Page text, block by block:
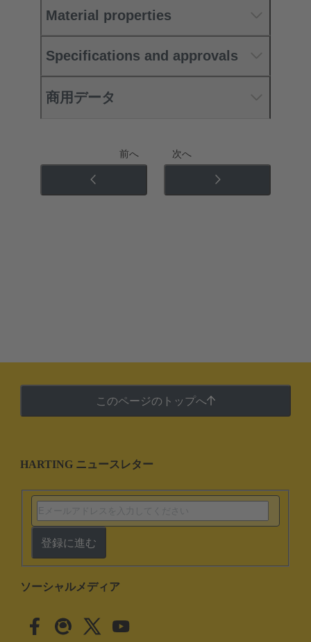
Material properties
Specifications and approvals
商用データ
前へ 次へ
このページのトップへ
HARTING ニュースレター
登録に進む
ソーシャルメディア